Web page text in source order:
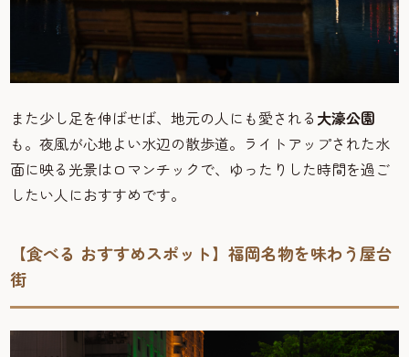
また少し足を伸ばせば、地元の人にも愛される 大濠公園
も。夜風が心地よい水辺の散歩道。ライトアップされた水
面に映る光景はロマンチックで、ゆったりした時間を過ご
したい人におすすめです。
【食べる おすすめスポット】福岡名物を味わう屋台
街